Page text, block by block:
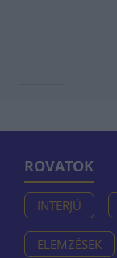
ROVATOK
INTERJÚ
ELEMZÉSEK